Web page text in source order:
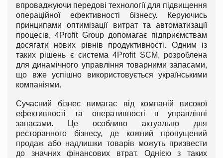
впроваджуючи передові технології для підвищення
операційної ефективності бізнесу. Керуючись
принципами оптимізації витрат та автоматизації
процесів, 4Profit Group допомагає підприємствам
досягати нових рівнів продуктивності. Одним із
таких рішень є система 4Profit SCM, розроблена
для динамічного управління товарними запасами,
що вже успішно використовується українськими
компаніями.
Сучасний бізнес вимагає від компаній високої
ефективності та оперативності в управлінні
запасами. Це особливо актуально для
ресторанного бізнесу, де кожний пропущений
продаж або надлишки товарів можуть призвести
до значних фінансових втрат. Однією з таких